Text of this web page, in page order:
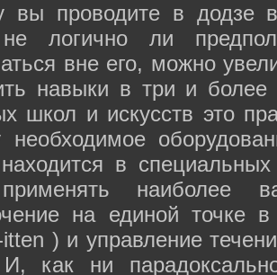
вы проводите в додзе
логично ли
вне его, можно
навыки в три и
школ и искусств это
необходимое
в
наиболее
на единой точке
) и управление
как ни